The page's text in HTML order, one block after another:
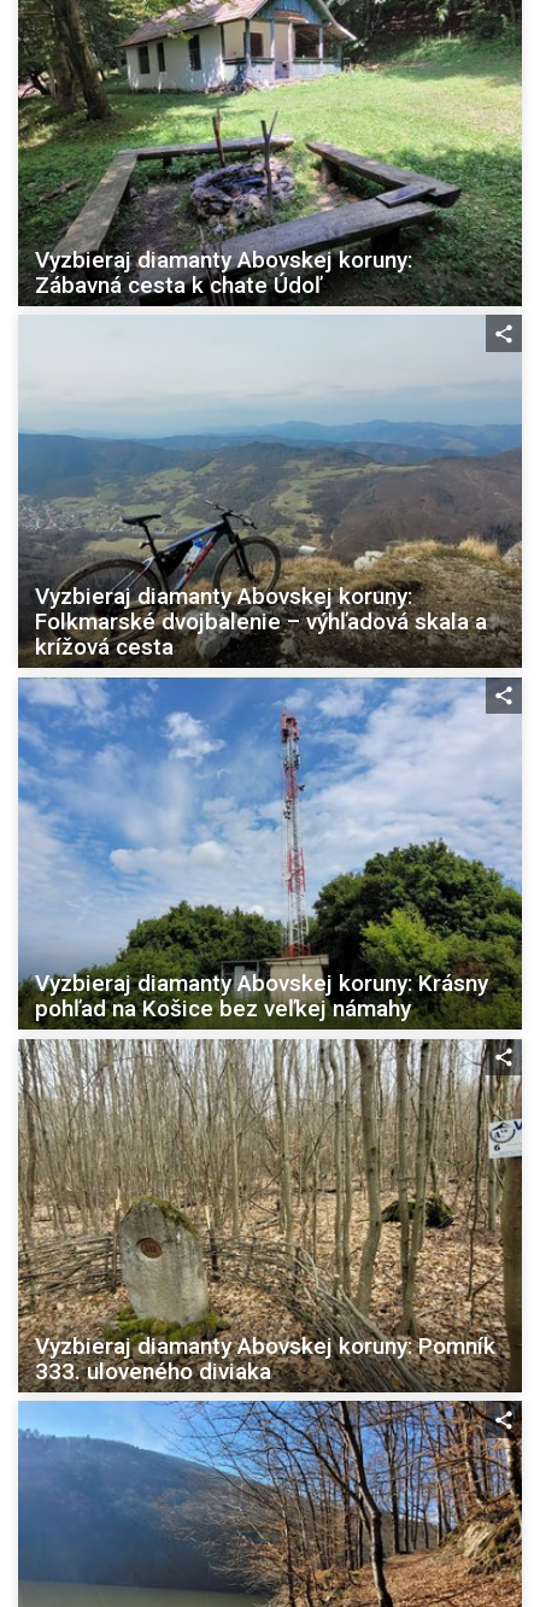
Vyzbieraj diamanty Abovskej koruny:
Zábavná cesta k chate Údoľ
Vyzbieraj diamanty Abovskej koruny:
Folkmarské dvojbalenie – výhľadová skala a
krížová cesta
Vyzbieraj diamanty Abovskej koruny: Krásny
pohľad na Košice bez veľkej námahy
Vyzbieraj diamanty Abovskej koruny: Pomník
333. uloveného diviaka